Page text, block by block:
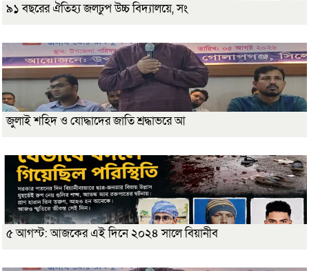
৯১ বছরের ঐতিহ্য জলঢুপ উচ্চ বিদ্যালয়ে, সং
জুলাই শহিদ ও যোদ্ধাদের জাতি শ্রদ্ধাভরে আ
৫ আগস্ট: আজকের এই দিনে ২০২৪ সালে বিয়ানীব